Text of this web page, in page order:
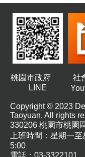
站
覽
市
政
信
箱
桃園市政府
LINE
Copyright © 2023
Taoyuan. All rights
330206 桃園市桃園
上班時間：星期一
5:00
電話：03-3322101